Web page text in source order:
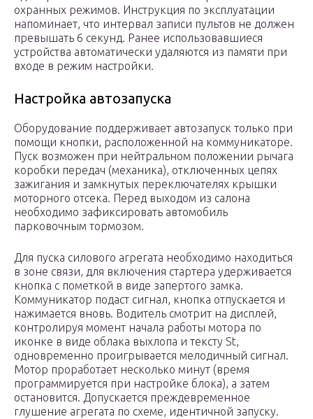
охранных режимов. Инструкция по эксплуатации
напоминает, что интервал записи пультов не должен
превышать 6 секунд. Ранее использовавшиеся
устройства автоматически удаляются из памяти при
входе в режим настройки.
Настройка автозапуска
Оборудование поддерживает автозапуск только при
помощи кнопки, расположенной на коммуникаторе.
Пуск возможен при нейтральном положении рычага
коробки передач (механика), отключенных цепях
зажигания и замкнутых переключателях крышки
моторного отсека. Перед выходом из салона
необходимо зафиксировать автомобиль
парковочным тормозом.
Для пуска силового агрегата необходимо находиться
в зоне связи, для включения стартера удерживается
кнопка с пометкой в виде запертого замка.
Коммуникатор подаст сигнал, кнопка отпускается и
нажимается вновь. Водитель смотрит на дисплей,
контролируя момент начала работы мотора по
иконке в виде облака выхлопа и тексту St,
одновременно проигрывается мелодичный сигнал.
Мотор проработает несколько минут (время
программируется при настройке блока), а затем
остановится. Допускается преждевременное
глушение агрегата по схеме, идентичной запуску.